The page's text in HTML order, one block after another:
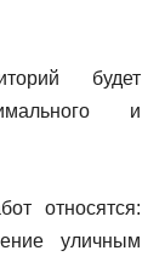
будет
и
относятся:
уличным